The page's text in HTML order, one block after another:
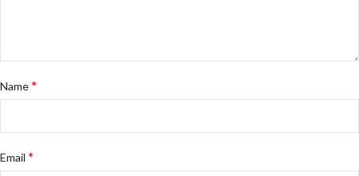
Name*
Email *